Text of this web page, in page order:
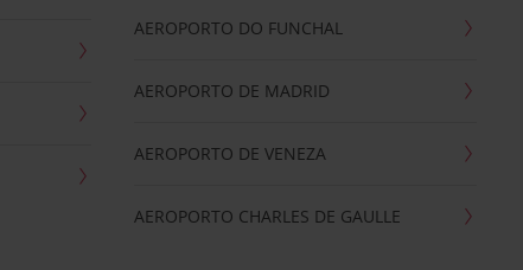
AEROPORTO DO FUNCHAL
AEROPORTO DE MADRID
AEROPORTO DE VENEZA
AEROPORTO CHARLES DE GAULLE